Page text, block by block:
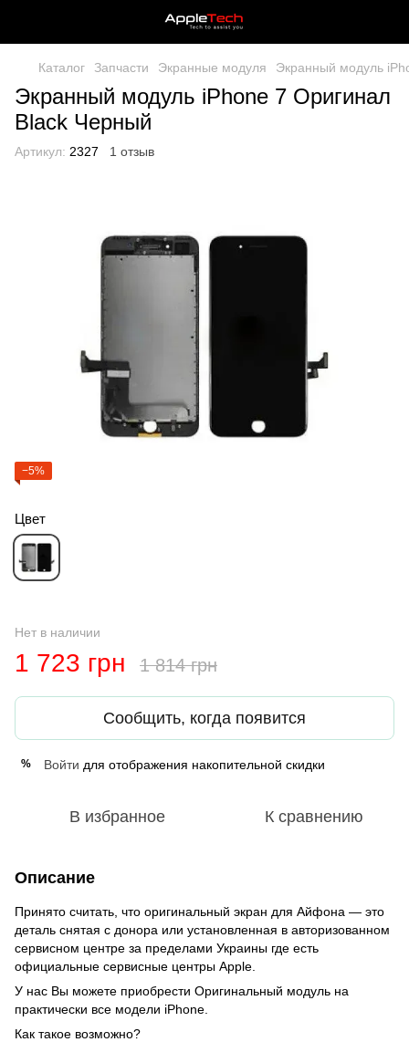
Каталог Запчасти Экранные модуля Экранный модуль
Экранный модуль iPhone 7 Оригинал
Black Черный
Артикул: 2327 1 отзыв
−5%
Цвет
Нет в наличии
1 723 грн 1 814 грн
Сообщить, когда появится
% Войти для отображения накопительной скидки
В избранное К сравнению
Описание
Принято считать, что оригинальный экран для Айфона — это
деталь снятая с донора или установленная в авторизованном
сервисном центре за пределами Украины где есть
официальные сервисные центры Apple.
У нас Вы можете приобрести Оригинальный модуль на
практически все модели iPhone.
Как такое возможно?